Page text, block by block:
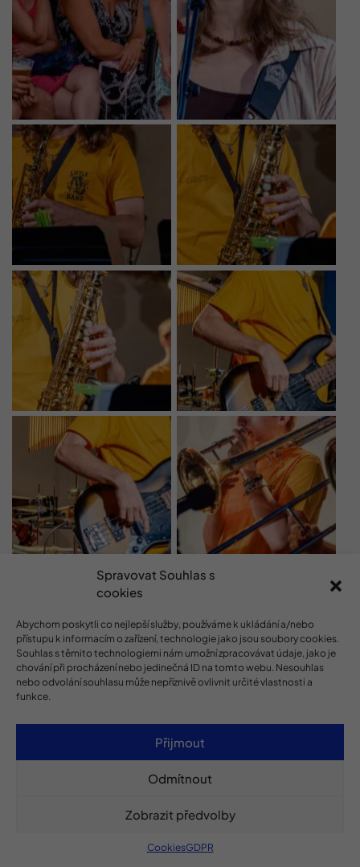
Spravovat Souhlas s
cookies
Abychom poskytli co nejlepší služby, používáme k ukládání a/nebo
přístupu k informacím o zařízení, technologie jako jsou soubory cookies.
Souhlas s těmito technologiemi nám umožní zpracovávat údaje, jako je
chování při procházení nebo jedinečná ID na tomto webu. Nesouhlas
nebo odvolání souhlasu může nepříznivě ovlivnit určité vlastnosti a
funkce.
Přijmout
Odmítnout
Zobrazit předvolby
CookiesGDPR